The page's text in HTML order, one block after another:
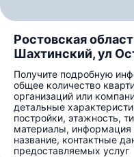
Ростовская
Шахтинский, ул
Получите подробную
общее количество
организаций или
детальные
постройки, этажность,
материалы,
название, контактные
предоставляемых услуг